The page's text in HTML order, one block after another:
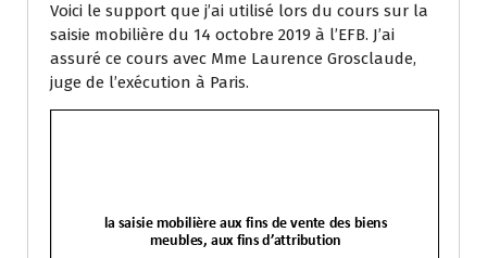
Voici le support que j’ai utilisé lors du cours sur la
saisie mobilière du 14 octobre 2019 à l’EFB. J’ai
assuré ce cours avec Mme Laurence Grosclaude,
juge de l’exécution à Paris.